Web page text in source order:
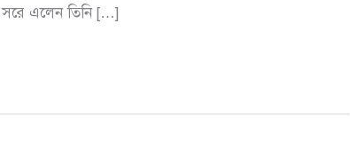
এলেন তিনি […]